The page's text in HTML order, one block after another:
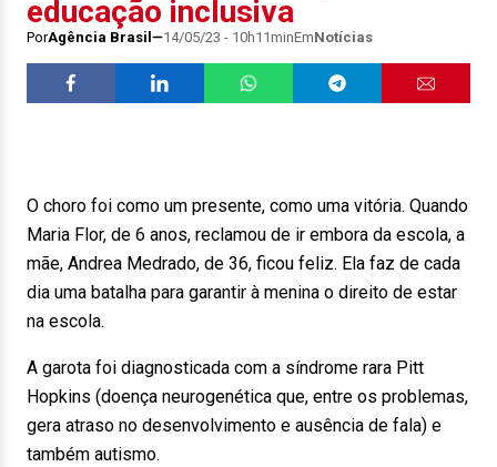
educação inclusiva
PorAgência Brasil 14/05/23 - 10h11minEmNotícias
O choro foi como um presente, como uma vitória. Quando
Maria Flor, de 6 anos, reclamou de ir embora da escola, a
mãe, Andrea Medrado, de 36, ficou feliz. Ela faz de cada
dia uma batalha para garantir à menina o direito de estar
na escola.
A garota foi diagnosticada com a síndrome rara Pitt
Hopkins (doença neurogenética que, entre os problemas,
gera atraso no desenvolvimento e ausência de fala) e
também autismo.